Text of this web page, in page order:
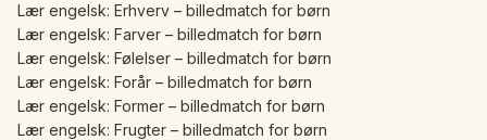
Lær engelsk: Erhverv – billedmatch for børn
Lær engelsk: Farver – billedmatch for børn
Lær engelsk: Følelser – billedmatch for børn
Lær engelsk: Forår – billedmatch for børn
Lær engelsk: Former – billedmatch for børn
Lær engelsk: Frugter – billedmatch for børn